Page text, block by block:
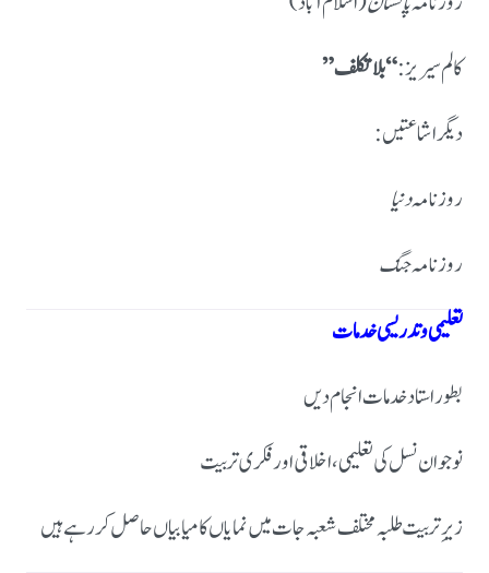
کالم سیریز:“بلاتکلف”
دیگر اشاعتیں:
روزنامہدنیا
روزنامہجنگ
تعلیمی و تدریسی خدمات
بطور استاد خدمات انجام دیں
نوجوان نسل کی تعلیمی، اخلاقی اور فکری تربیت
زیرِ تربیت طلبہ مختلف شعبہ جات میں نمایاں کامیابیاں حاصل کر رہے ہیں